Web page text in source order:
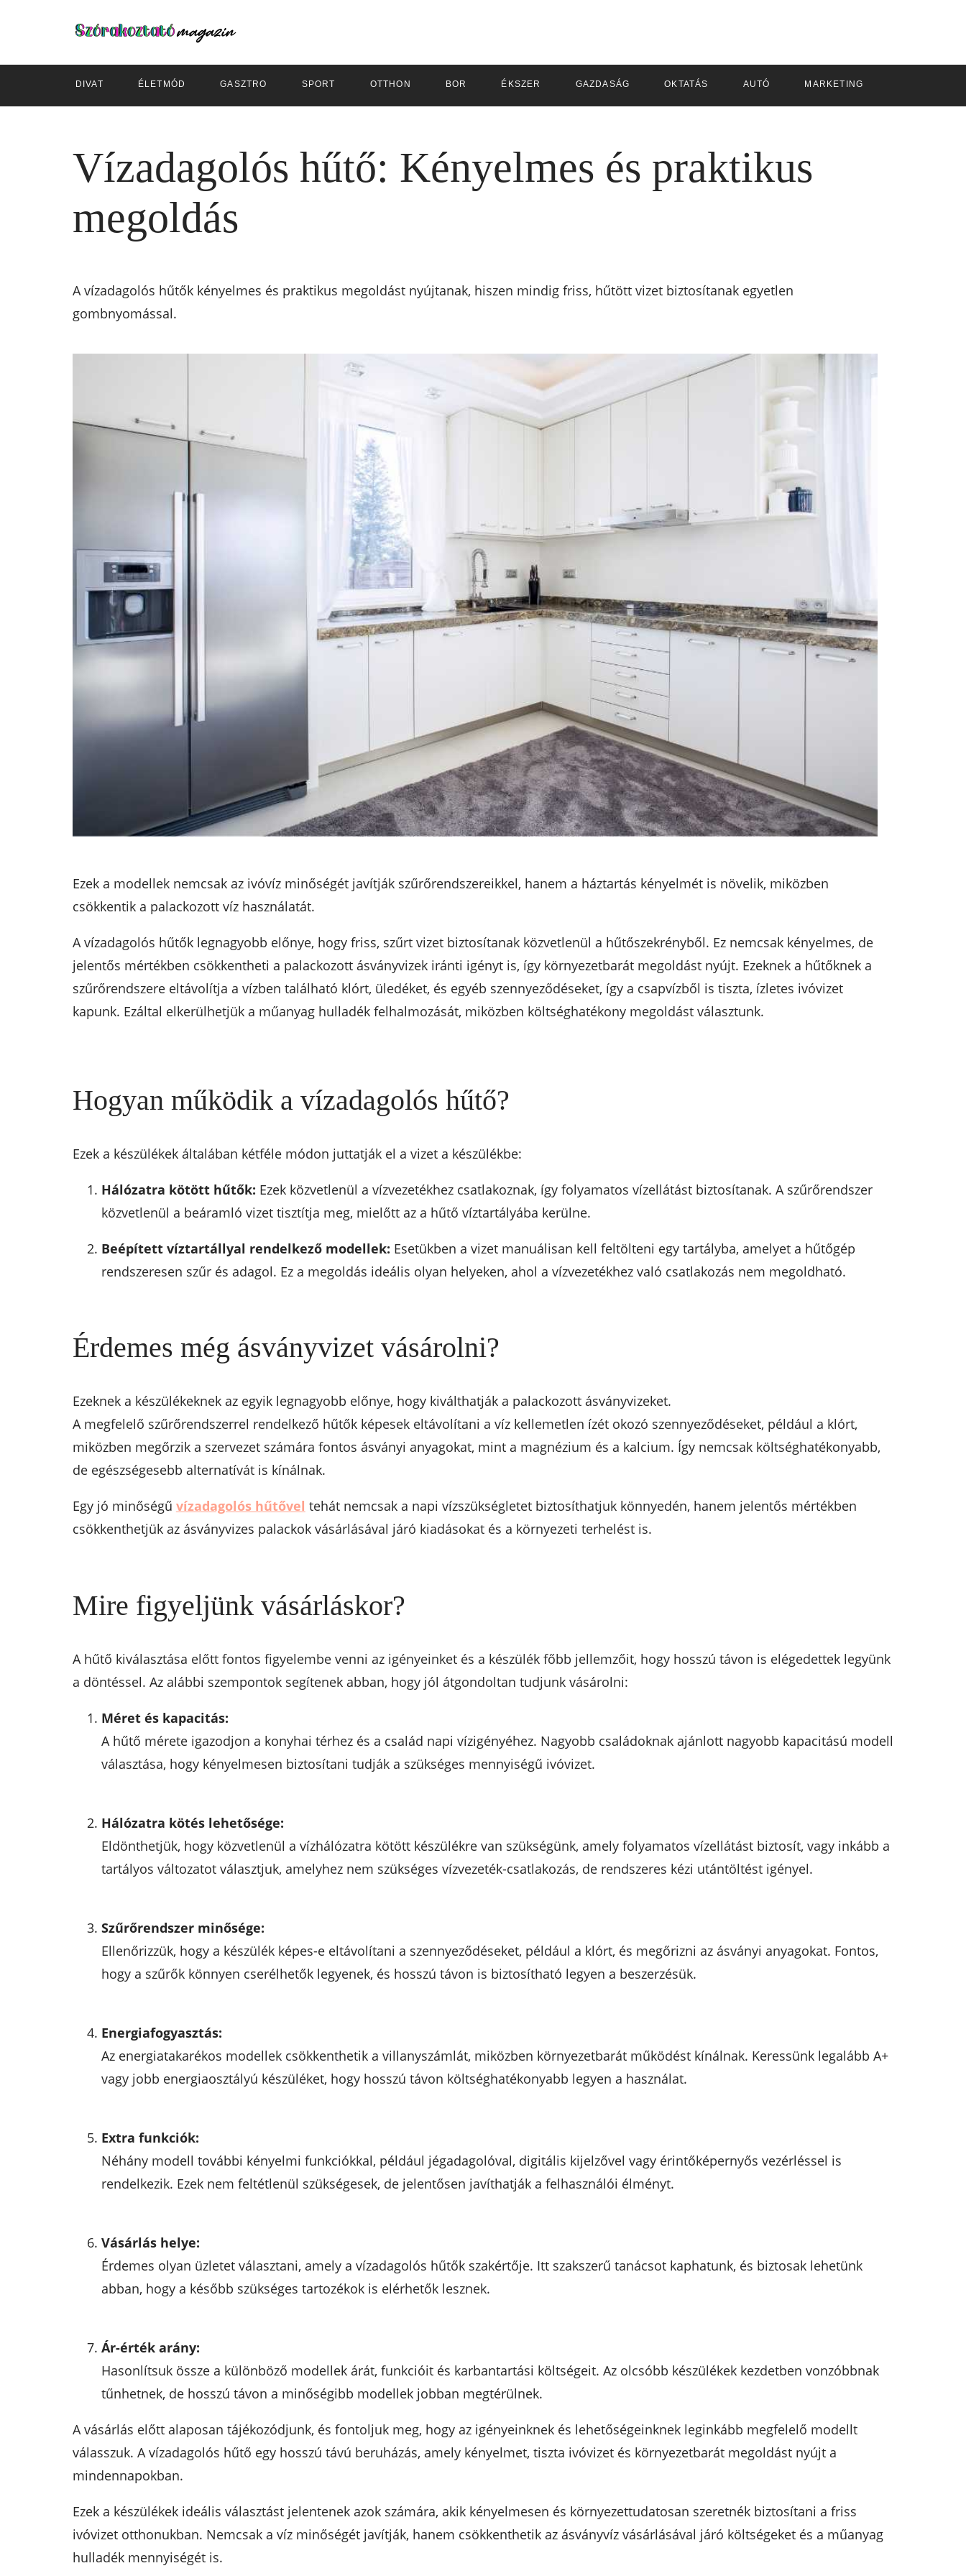
DIVAT ÉLETMÓD GASZTRO SPORT OTTHON BOR ÉKSZER GAZDASÁG OKTATÁS AUTÓ MARKETING
Vízadagolós hűtő: Kényelmes és praktikus
megoldás
A vízadagolós hűtők kényelmes és praktikus megoldást nyújtanak, hiszen mindig friss, hűtött vizet biztosítanak egyetlen
gombnyomással.
Ezek a modellek nemcsak az ivóvíz minőségét javítják szűrőrendszereikkel, hanem a háztartás kényelmét is növelik, miközben
csökkentik a palackozott víz használatát.
A vízadagolós hűtők legnagyobb előnye, hogy friss, szűrt vizet biztosítanak közvetlenül a hűtőszekrényből. Ez nemcsak kényelmes, de
jelentős mértékben csökkentheti a palackozott ásványvizek iránti igényt is, így környezetbarát megoldást nyújt. Ezeknek a hűtőknek a
szűrőrendszere eltávolítja a vízben található klórt, üledéket, és egyéb szennyeződéseket, így a csapvízből is tiszta, ízletes ivóvizet
kapunk. Ezáltal elkerülhetjük a műanyag hulladék felhalmozását, miközben költséghatékony megoldást választunk.
Hogyan működik a vízadagolós hűtő?
Ezek a készülékek általában kétféle módon juttatják el a vizet a készülékbe:
Hálózatra kötött hűtők: Ezek közvetlenül a vízvezetékhez csatlakoznak, így folyamatos vízellátást biztosítanak. A szűrőrendszer
közvetlenül a beáramló vizet tisztítja meg, mielőtt az a hűtő víztartályába kerülne.
Beépített víztartállyal rendelkező modellek: Esetükben a vizet manuálisan kell feltölteni egy tartályba, amelyet a hűtőgép
rendszeresen szűr és adagol. Ez a megoldás ideális olyan helyeken, ahol a vízvezetékhez való csatlakozás nem megoldható.
Érdemes még ásványvizet vásárolni?
Ezeknek a készülékeknek az egyik legnagyobb előnye, hogy kiválthatják a palackozott ásványvizeket.
A megfelelő szűrőrendszerrel rendelkező hűtők képesek eltávolítani a víz kellemetlen ízét okozó szennyeződéseket, például a klórt,
miközben megőrzik a szervezet számára fontos ásványi anyagokat, mint a magnézium és a kalcium. Így nemcsak költséghatékonyabb,
de egészségesebb alternatívát is kínálnak.
Egy jó minőségű vízadagolós hűtővel tehát nemcsak a napi vízszükségletet biztosíthatjuk könnyedén, hanem jelentős mértékben
csökkenthetjük az ásványvizes palackok vásárlásával járó kiadásokat és a környezeti terhelést is.
Mire figyeljünk vásárláskor?
A hűtő kiválasztása előtt fontos figyelembe venni az igényeinket és a készülék főbb jellemzőit, hogy hosszú távon is elégedettek legyünk
a döntéssel. Az alábbi szempontok segítenek abban, hogy jól átgondoltan tudjunk vásárolni:
Méret és kapacitás:
A hűtő mérete igazodjon a konyhai térhez és a család napi vízigényéhez. Nagyobb családoknak ajánlott nagyobb kapacitású modell
választása, hogy kényelmesen biztosítani tudják a szükséges mennyiségű ivóvizet.
Hálózatra kötés lehetősége:
Eldönthetjük, hogy közvetlenül a vízhálózatra kötött készülékre van szükségünk, amely folyamatos vízellátást biztosít, vagy inkább a
tartályos változatot választjuk, amelyhez nem szükséges vízvezeték-csatlakozás, de rendszeres kézi utántöltést igényel.
Szűrőrendszer minősége:
Ellenőrizzük, hogy a készülék képes-e eltávolítani a szennyeződéseket, például a klórt, és megőrizni az ásványi anyagokat. Fontos,
hogy a szűrők könnyen cserélhetők legyenek, és hosszú távon is biztosítható legyen a beszerzésük.
Energiafogyasztás:
Az energiatakarékos modellek csökkenthetik a villanyszámlát, miközben környezetbarát működést kínálnak. Keressünk legalább A+
vagy jobb energiaosztályú készüléket, hogy hosszú távon költséghatékonyabb legyen a használat.
Extra funkciók:
Néhány modell további kényelmi funkciókkal, például jégadagolóval, digitális kijelzővel vagy érintőképernyős vezérléssel is
rendelkezik. Ezek nem feltétlenül szükségesek, de jelentősen javíthatják a felhasználói élményt.
Vásárlás helye:
Érdemes olyan üzletet választani, amely a vízadagolós hűtők szakértője. Itt szakszerű tanácsot kaphatunk, és biztosak lehetünk
abban, hogy a később szükséges tartozékok is elérhetők lesznek.
Ár-érték arány:
Hasonlítsuk össze a különböző modellek árát, funkcióit és karbantartási költségeit. Az olcsóbb készülékek kezdetben vonzóbbnak
tűnhetnek, de hosszú távon a minőségibb modellek jobban megtérülnek.
A vásárlás előtt alaposan tájékozódjunk, és fontoljuk meg, hogy az igényeinknek és lehetőségeinknek leginkább megfelelő modellt
válasszuk. A vízadagolós hűtő egy hosszú távú beruházás, amely kényelmet, tiszta ivóvizet és környezetbarát megoldást nyújt a
mindennapokban.
Ezek a készülékek ideális választást jelentenek azok számára, akik kényelmesen és környezettudatosan szeretnék biztosítani a friss
ivóvizet otthonukban. Nemcsak a víz minőségét javítják, hanem csökkenthetik az ásványvíz vásárlásával járó költségeket és a műanyag
hulladék mennyiségét is.